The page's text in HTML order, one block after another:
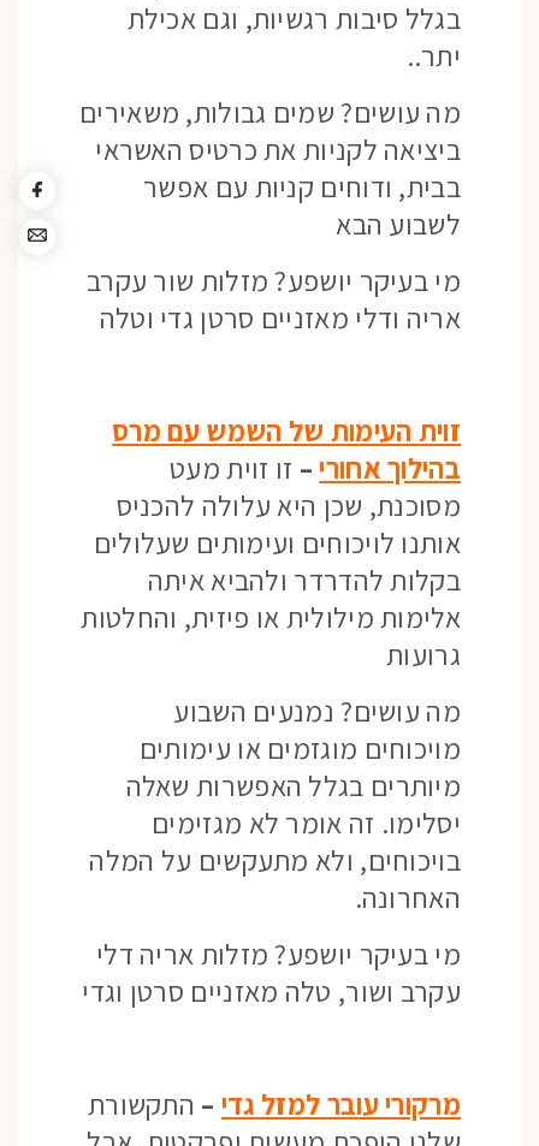
בגלל סיבות רגשיות, וגם אכילת
יתר..
מה עושים? שמים גבולות, משאירים
ביציאה לקניות את כרטיס האשראי
בבית, ודוחים קניות עם אפשר
לשבוע הבא
מי בעיקר יושפע? מזלות שור עקרב
אריה ודלי מאזניים סרטן גדי וטלה
זוית העימות של השמש עם מרס
בהילוך אחורי– זו זוית מעט
מסוכנת, שכן היא עלולה להכניס
אותנו לויכוחים ועימותים שעלולים
בקלות להדרדר ולהביא איתה
אלימות מילולית או פיזית, והחלטות
גרועות
מה עושים? נמנעים השבוע
מויכוחים מוגזמים או עימותים
מיותרים בגלל האפשרות שאלה
יסלימו. זה אומר לא מגזימים
בויכוחים, ולא מתעקשים על המלה
האחרונה.
מי בעיקר יושפע? מזלות אריה דלי
עקרב ושור, טלה מאזניים סרטן וגדי
מרקורי עובר למזל גדי – התקשורת